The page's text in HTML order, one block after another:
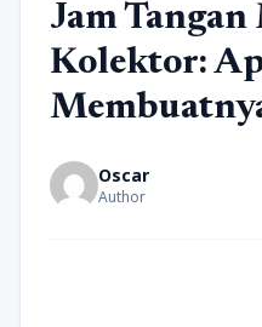
Jam
Kolektor:
Oscar
Author